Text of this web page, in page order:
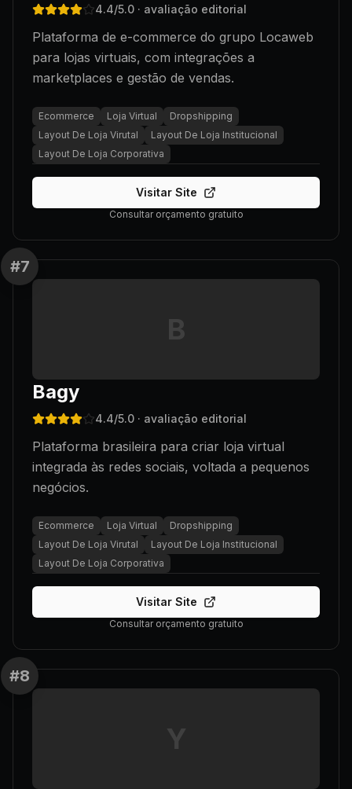
4.4/5.0 · avaliação editorial
Plataforma de e-commerce do grupo Locaweb
para lojas virtuais, com integrações a
marketplaces e gestão de vendas.
Ecommerce Loja Virtual
Dropshipping
Layout De Loja Virutal
Layout De Loja Institucional
Layout De Loja Corporativa
Visitar Site
Consultar orçamento gratuito
#7
B
Bagy
4.4/5.0 · avaliação editorial
Plataforma brasileira para criar loja virtual
integrada às redes sociais, voltada a pequenos
negócios.
Ecommerce Loja Virtual
Dropshipping
Layout De Loja Virutal
Layout De Loja Institucional
Layout De Loja Corporativa
Visitar Site
Consultar orçamento gratuito
#8
Y